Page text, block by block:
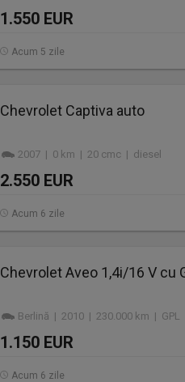
1.550 EUR
Acum 5 zile
Chevrolet Captiva auto
2007 | 0 km | 20 cmc | diesel
2.550 EUR
Acum 6 zile
Chevrolet Aveo 1,4i/16 V cu
Berlină | 2010 | 230.000 km | GPL
1.150 EUR
Acum 6 zile